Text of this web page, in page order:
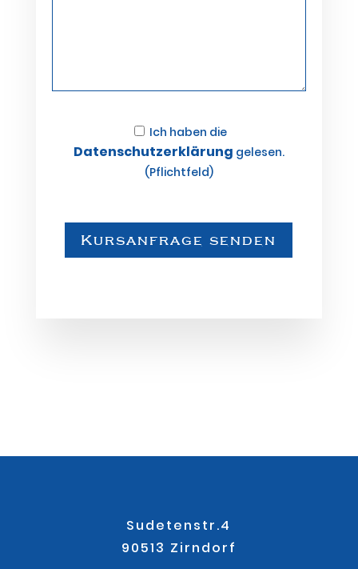
Ich haben die
Datenschutzerklärung gelesen.
(Pflichtfeld)
Sudetenstr.4
90513 Zirndorf